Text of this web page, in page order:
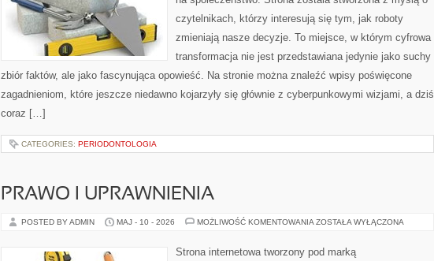
czytelnikach, którzy interesują się tym, jak roboty
zmieniają nasze decyzje. To miejsce, w którym cyfrowa
transformacja nie jest przedstawiana jedynie jako suchy
zbiór faktów, ale jako fascynująca opowieść. Na stronie można znaleźć wpisy poświęcone
zagadnieniom, które jeszcze niedawno kojarzyły się głównie z cyberpunkowymi wizjami, a dziś
coraz […]
CATEGORIES: PERIODONTOLOGIA
PRAWO I UPRAWNIENIA
POSTED BY ADMIN MAJ - 10 - 2026 MOŻLIWOŚĆ KOMENTOWANIA PRAWO
ZOSTAŁA WYŁĄCZONA
Strona internetowa tworzony pod marką